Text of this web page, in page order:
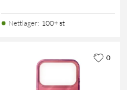
Nettlager: 100+ st
0